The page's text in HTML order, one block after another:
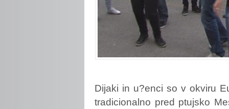
Dijaki in u?enci so v okviru
tradicionalno pred ptujsko